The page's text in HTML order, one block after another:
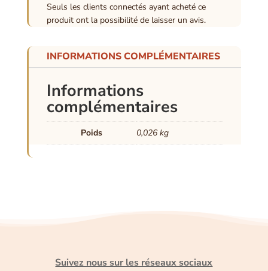
Seuls les clients connectés ayant acheté ce
produit ont la possibilité de laisser un avis.
INFORMATIONS COMPLÉMENTAIRES
Informations
complémentaires
Poids 0,026 kg
Suivez nous sur les réseaux sociaux